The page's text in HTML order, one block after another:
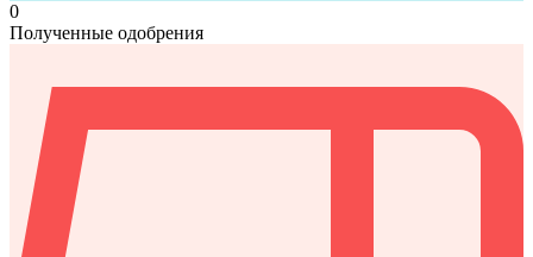
0
Полученные одобрения